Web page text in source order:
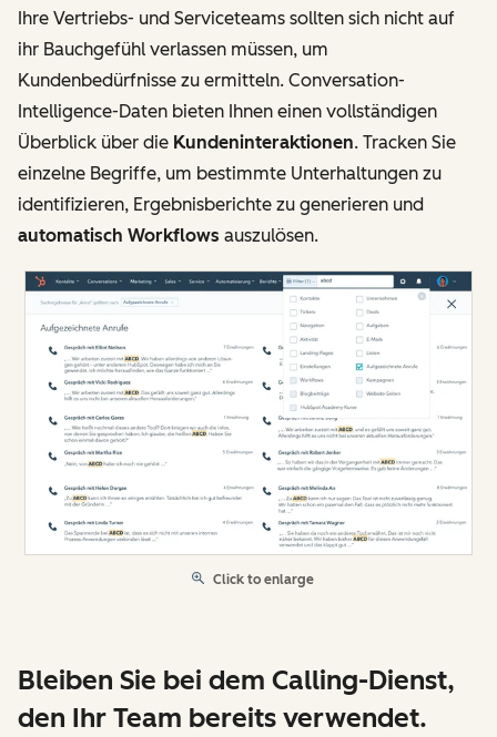
Ihre Vertriebs- und Serviceteams sollten sich nicht auf
ihr Bauchgefühl verlassen müssen, um
Kundenbedürfnisse zu ermitteln. Conversation-
Intelligence-Daten bieten Ihnen einen vollständigen
Überblick über die Kundeninteraktionen. Tracken Sie
einzelne Begriffe, um bestimmte Unterhaltungen zu
identifizieren, Ergebnisberichte zu generieren und
automatisch Workflows auszulösen.
Click to enlarge
Bleiben Sie bei dem Calling-Dienst,
den Ihr Team bereits verwendet.